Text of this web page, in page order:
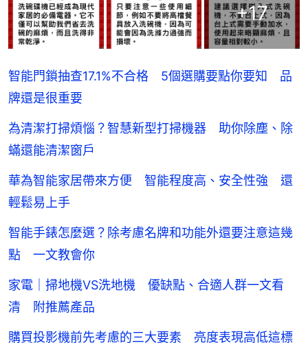
+17
智能門鎖抽查17.1%不合格 5個選購要點你要知 品
牌還是很重要
為清潔打掃煩惱？智慧新型打掃機器 助你除塵、除
蟎還能清潔窗戶
華為智能家居帶來方便 智能程度高、安全性強 還
輕鬆易上手
智能手錶怎麼選？除考慮名牌和功能外還要注意這幾
點 一文教會你
家電｜掃地機VS洗地機 優缺點、合適人群一文看
清 附推薦產品
購買投影機前先考慮的三大要素 亮度表現高低這標